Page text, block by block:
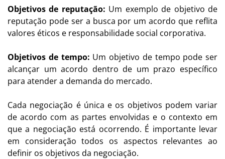
Objetivos de reputação: Um exemplo de objetivo de
reputação pode ser a busca por um acordo que reflita
valores éticos e responsabilidade social corporativa.
Objetivos de tempo: Um objetivo de tempo pode ser
alcançar um acordo dentro de um prazo específico
para atender a demanda do mercado.
Cada negociação é única e os objetivos podem variar
de acordo com as partes envolvidas e o contexto em
que a negociação está ocorrendo. É importante levar
em consideração todos os aspectos relevantes ao
definir os objetivos da negociação.